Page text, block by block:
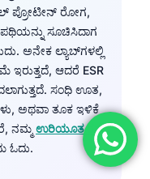
ಪ್ರೋಟೀನ್ ರೋಗ,
ಸೂಚಿಸಿದಾಗ
ಅನೇಕ ಲ್ಯಾಬ್‌ಗಳಲ್ಲಿ
ಇರುತ್ತದೆ, ಆದರೆ ESR
ಸಂಧಿ ಊತ,
ಅಥವಾ ತೂಕ ಇಳಿಕೆ
ನಮ್ಮ ಉರಿಯೂತ ರಕ್ತ
ಓದು.